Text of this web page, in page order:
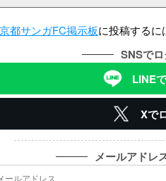
都サンガFC掲示板に投稿するに
SNSで
LINE
Xで
メールアドレ